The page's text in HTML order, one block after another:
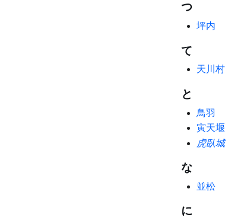
つ
坪内
て
天川村
と
鳥羽
寅天堰
虎臥城
な
並松
に